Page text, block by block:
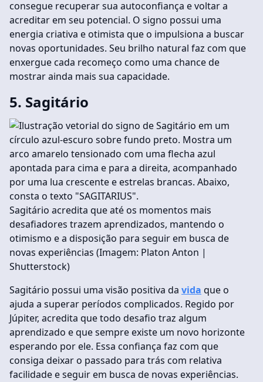
consegue recuperar sua autoconfiança e voltar a
acreditar em seu potencial. O signo possui uma
energia criativa e otimista que o impulsiona a buscar
novas oportunidades. Seu brilho natural faz com que
enxergue cada recomeço como uma chance de
mostrar ainda mais sua capacidade.
5. Sagitário
Sagitário acredita que até os momentos mais
desafiadores trazem aprendizados, mantendo o
otimismo e a disposição para seguir em busca de
novas experiências (Imagem: Platon Anton |
Shutterstock)
Sagitário possui uma visão positiva da vida que o
ajuda a superar períodos complicados. Regido por
Júpiter, acredita que todo desafio traz algum
aprendizado e que sempre existe um novo horizonte
esperando por ele. Essa confiança faz com que
consiga deixar o passado para trás com relativa
facilidade e seguir em busca de novas experiências.